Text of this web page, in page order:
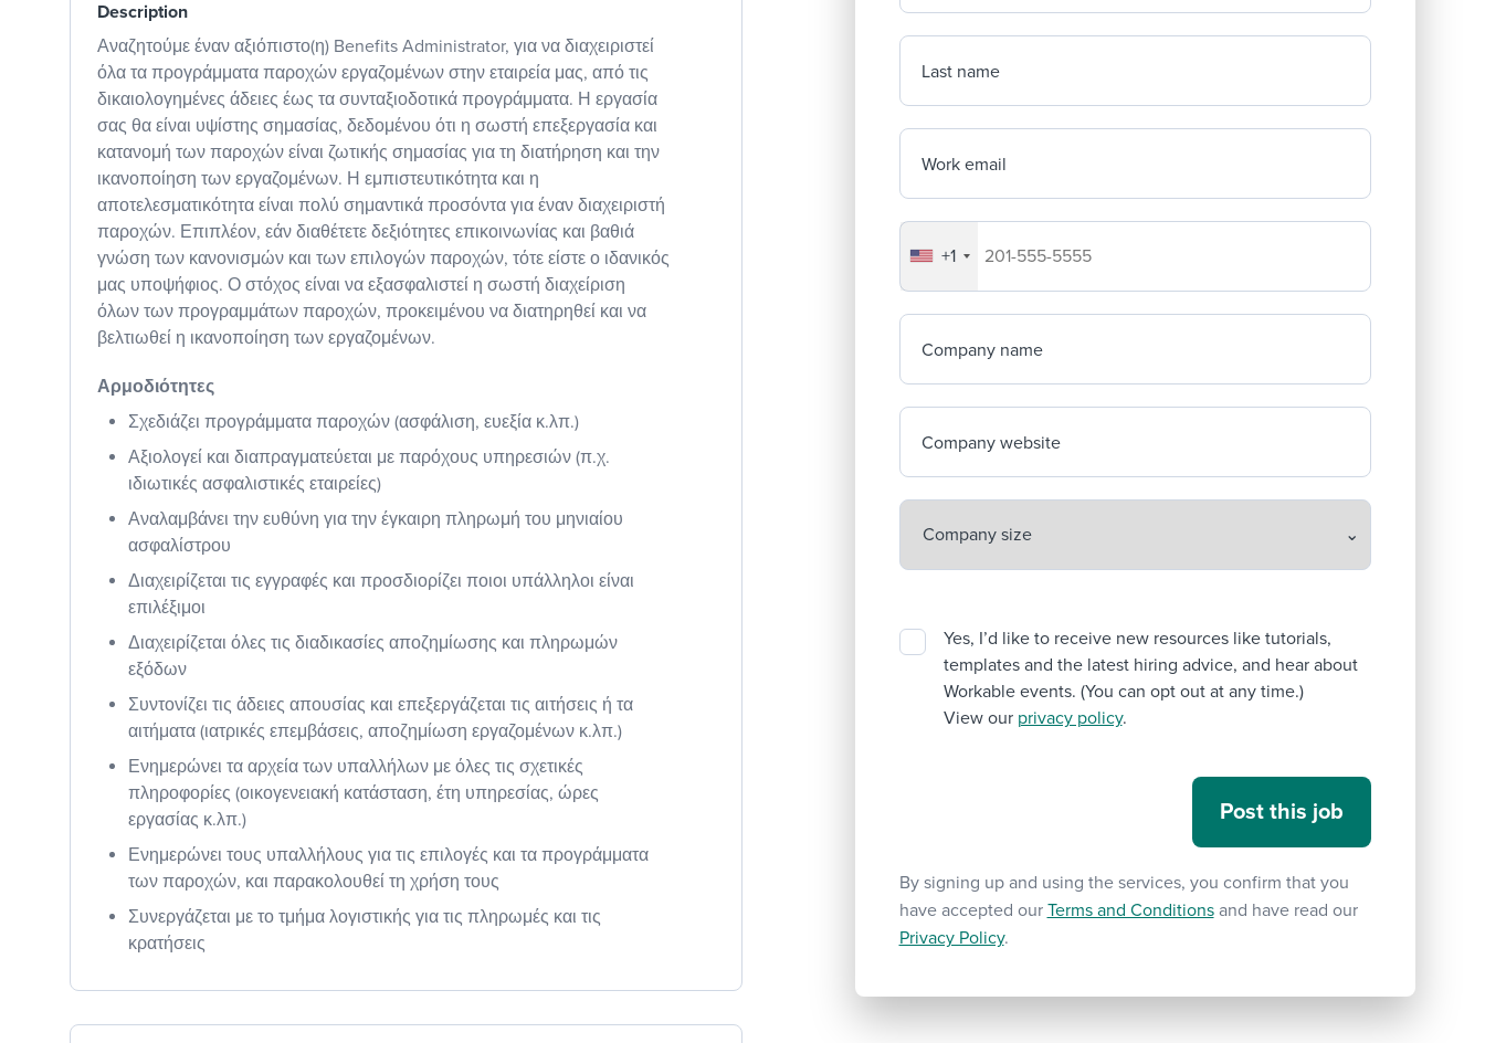
Description
Αναζητούμε έναν αξιόπιστο(η) Benefits Administrator, για να διαχειριστεί
όλα τα προγράμματα παροχών εργαζομένων στην εταιρεία μας, από τις
δικαιολογημένες άδειες έως τα συνταξιοδοτικά προγράμματα. Η εργασία
σας θα είναι υψίστης σημασίας, δεδομένου ότι η σωστή επεξεργασία και
κατανομή των παροχών είναι ζωτικής σημασίας για τη διατήρηση και την
ικανοποίηση των εργαζομένων. Η εμπιστευτικότητα και η
αποτελεσματικότητα είναι πολύ σημαντικά προσόντα για έναν διαχειριστή
παροχών. Επιπλέον, εάν διαθέτετε δεξιότητες επικοινωνίας και βαθιά
γνώση των κανονισμών και των επιλογών παροχών, τότε είστε ο ιδανικός
μας υποψήφιος. Ο στόχος είναι να εξασφαλιστεί η σωστή διαχείριση
όλων των προγραμμάτων παροχών, προκειμένου να διατηρηθεί και να
βελτιωθεί η ικανοποίηση των εργαζομένων.
Αρμοδιότητες
Σχεδιάζει προγράμματα παροχών (ασφάλιση, ευεξία κ.λπ.)
Αξιολογεί και διαπραγματεύεται με παρόχους υπηρεσιών (π.χ.
ιδιωτικές ασφαλιστικές εταιρείες)
Αναλαμβάνει την ευθύνη για την έγκαιρη πληρωμή του μηνιαίου
ασφαλίστρου
Διαχειρίζεται τις εγγραφές και προσδιορίζει ποιοι υπάλληλοι είναι
επιλέξιμοι
Διαχειρίζεται όλες τις διαδικασίες αποζημίωσης και πληρωμών
εξόδων
Συντονίζει τις άδειες απουσίας και επεξεργάζεται τις αιτήσεις ή τα
αιτήματα (ιατρικές επεμβάσεις, αποζημίωση εργαζομένων κ.λπ.)
Ενημερώνει τα αρχεία των υπαλλήλων με όλες τις σχετικές
πληροφορίες (οικογενειακή κατάσταση, έτη υπηρεσίας, ώρες
εργασίας κ.λπ.)
Ενημερώνει τους υπαλλήλους για τις επιλογές και τα προγράμματα
των παροχών, και παρακολουθεί τη χρήση τους
Συνεργάζεται με το τμήμα λογιστικής για τις πληρωμές και τις
κρατήσεις
Last name
Work email
Your company's phone number
+1
Company name
Company website
Yes, I’d like to receive new resources like tutorials,
templates and the latest hiring advice, and hear about
Workable events. (You can opt out at any time.)
View our privacy policy.
By signing up and using the services, you confirm that you
have accepted our Terms and Conditionsand have read our
Privacy Policy.